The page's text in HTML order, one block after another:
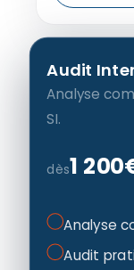
Audit
Analyse
SI.
dès1
Analyse
Audit